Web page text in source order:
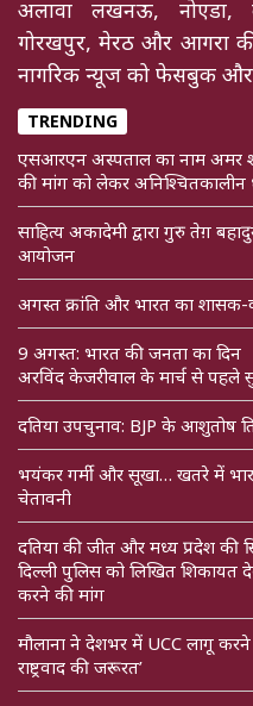
अलावा लखनऊ, नोएडा,
गोरखपुर, मेरठ और आगरा
नागरिक न्यूज को फेसबुक और
TRENDING
एसआरएन अस्पताल का नाम अमर
की मांग को लेकर अनिश्चितकालीन
साहित्य अकादेमी द्वारा गुरु तेग़
आयोजन
अगस्त क्रांति और भारत का शासक-
9 अगस्त: भारत की जनता का दिन
अरविंद केजरीवाल के मार्च से पहले
दतिया उपचुनाव: BJP के आशुतोष
भयंकर गर्मी और सूखा… खतरे में
चेतावनी
दतिया की जीत और मध्य प्रदेश की
दिल्ली पुलिस को लिखित शिकायत
करने की मांग
मौलाना ने देशभर में UCC लागू
राष्ट्रवाद की जरूरत’